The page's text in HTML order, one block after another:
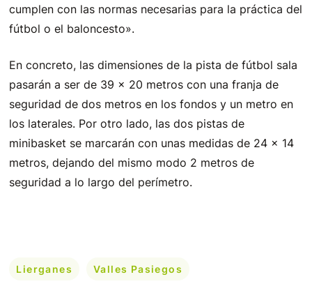
cumplen con las normas necesarias para la práctica del
fútbol o el baloncesto».
En concreto, las dimensiones de la pista de fútbol sala
pasarán a ser de 39 x 20 metros con una franja de
seguridad de dos metros en los fondos y un metro en
los laterales. Por otro lado, las dos pistas de
minibasket se marcarán con unas medidas de 24 x 14
metros, dejando del mismo modo 2 metros de
seguridad a lo largo del perímetro.
Lierganes Valles Pasiegos